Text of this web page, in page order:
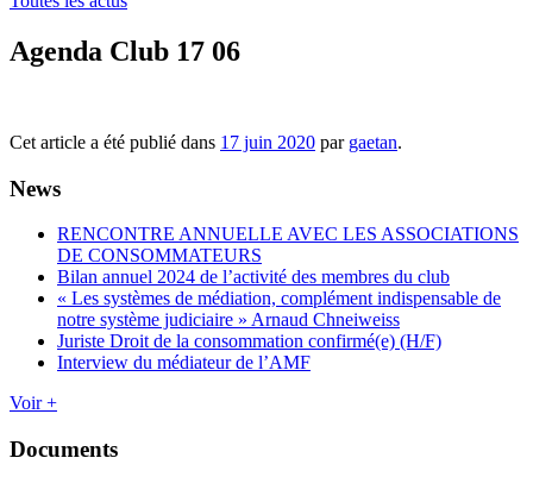
Agenda Club 17 06
Cet article a été publié dans 17 juin 2020 par gaetan.
News
RENCONTRE ANNUELLE AVEC LES ASSOCIATIONS
DE CONSOMMATEURS
Bilan annuel 2024 de l’activité des membres du club
« Les systèmes de médiation, complément indispensable de
notre système judiciaire » Arnaud Chneiweiss
Juriste Droit de la consommation confirmé(e) (H/F)
Interview du médiateur de l’AMF
Voir +
Documents